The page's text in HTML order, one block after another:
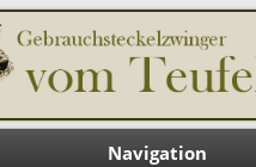
DE
Navigation